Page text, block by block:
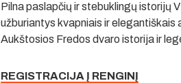
Pilna paslapčių ir stebuklingų istorijų
užburiantys kvapniais ir elegantiškais
Aukštosios Fredos dvaro istorija ir
REGISTRACIJA Į RENGINĮ